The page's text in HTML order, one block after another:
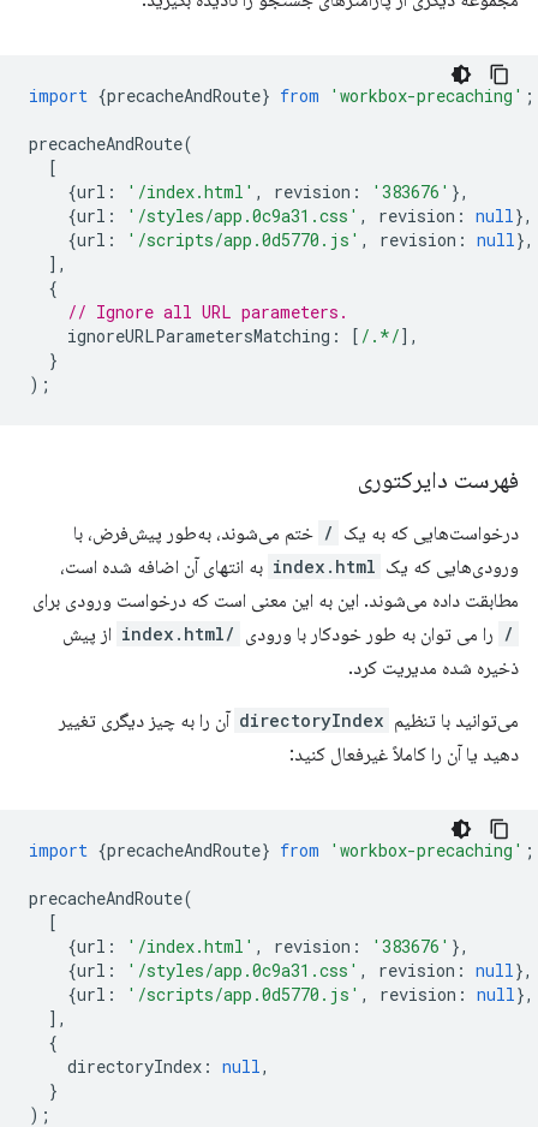
import {precacheAndRoute} from 'workbox-precaching' ;
precacheAndRoute(
[
{url : '/index.html' , revision : '383676' },
{url : '/styles/app.0c9a31.css' , revision : null},
{url : '/scripts/app.0d5770.js' , revision : null},
],
{
// Ignore all URL parameters.
ignoreURLParametersMatching : [ /.*/],
}
);
فهرست دایرکتوری
درخواست‌هایی که به یک / ختم می‌شوند، به‌طور پیش‌فرض، با
ورودی‌هایی که یک index.html به انتهای آن اضافه شده است،
مطابقت داده می‌شوند. این به این معنی است که درخواست ورودی برای
/ را می توان به طور خودکار با ورودی /index.html
از پیش
ذخیره شده مدیریت کرد.
می‌توانید با تنظیم directoryIndex آن را به چیز دیگری تغییر
دهید یا آن را کاملاً غیرفعال کنید:
import {precacheAndRoute} from 'workbox-precaching' ;
precacheAndRoute(
[
{url : '/index.html' , revision : '383676' },
{url : '/styles/app.0c9a31.css' , revision : null},
{url : '/scripts/app.0d5770.js' , revision : null},
],
{
directoryIndex : null,
}
);